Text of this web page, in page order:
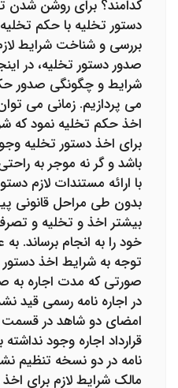
کدامند؟ برای روشن شدن
دستور تخلیه با حکم
بررسی و شناخت شرایط
صدور دستور تخلیه، در
شرایط و چگونگی صدور
می پردازیم. زمانی می
اخذ حکم تخلیه نمود که
برای اخذ دستور تخلیه
باشد و گر نه موجر به
با ارائه مستندات لازم
بدون طی مراحل قانونی
بیشتر اخذ و تخلیه و
خود را به انجام برساند. به
توجه به شرایط اخذ دستور
صورتی که مدت اجاره به
در اجاره نامه رسمی قید
امضای دو شاهد در قسمت
قرارداد اجاره وجود نداشته
نامه در دو نسخه تنظیم
مالک شرایط لازم برای